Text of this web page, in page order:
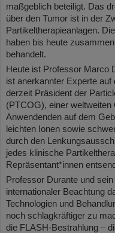
maßgeblich beteiligt. Das
über den Tumor ist in der
Partikeltherapieanlagen.
haben bis heute
behandelt.
Heute ist Professor Marco
ist anerkannter Experte auf
derzeit Präsident der
(PTCOG), einer weltweiten
Anwendenden auf dem
leichten Ionen sowie
durch den
jedes klinische
Repräsentant*innen
Professor Durante und
internationaler Beachtung
Technologien und
noch schlagkräftiger zu
die FLASH-Bestrahlung –